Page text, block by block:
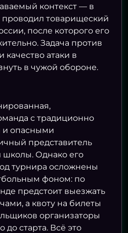
контекст — в
проводил товарищеский
после которого его
Задача против
атаки в
в чужой обороне.
с традиционно
и опасными
представитель
школы. Однако его
турнира осложнены
фоном: по
предстоит выезжать
а квоту на билеты
организаторы
до старта. Всё это